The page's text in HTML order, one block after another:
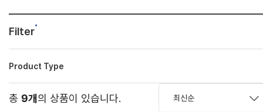
Filter
Product Type
총 9개의 상품이 있습니다.